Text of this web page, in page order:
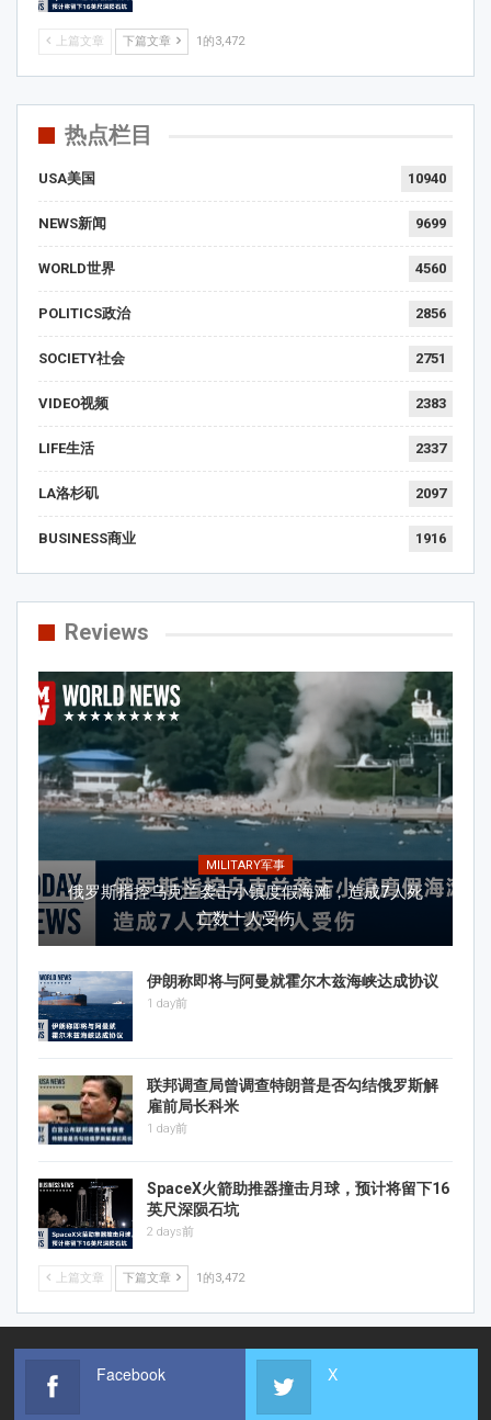
上篇文章 下篇文章 1的3,472
热点栏目
USA美国 10940
NEWS新闻 9699
WORLD世界 4560
POLITICS政治 2856
SOCIETY社会 2751
VIDEO视频 2383
LIFE生活 2337
LA洛杉矶 2097
BUSINESS商业 1916
Reviews
MILITARY军事
俄罗斯指控乌克兰袭击小镇度假海滩，造成7人死
亡数十人受伤
伊朗称即将与阿曼就霍尔木兹海峡达成协议
1 day前
联邦调查局曾调查特朗普是否勾结俄罗斯解
雇前局长科米
1 day前
SpaceX火箭助推器撞击月球，预计将留下16
英尺深陨石坑
2 days前
上篇文章 下篇文章 1的3,472
Facebook X